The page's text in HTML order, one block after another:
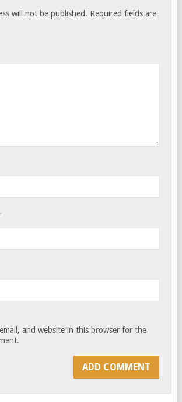
will not be published. Required fields are
and website in this browser for the